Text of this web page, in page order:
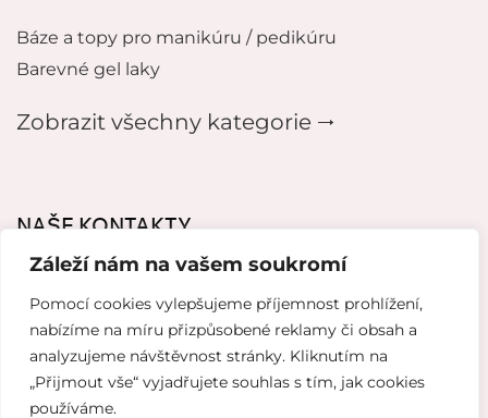
Záleží nám na vašem soukromí
Pomocí cookies vylepšujeme příjemnost prohlížení,
nabízíme na míru přizpůsobené reklamy či obsah a
analyzujeme návštěvnost stránky. Kliknutím na
„Přijmout vše“ vyjadřujete souhlas s tím, jak cookies
používáme.
Báze a topy pro manikúru / pedikúru
Barevné gel laky
Zobrazit všechny kategorie 🠂
NAŠE KONTAKTY
mikeladzebeauty@gmail.com
+420 776627318
U Pergamenky 12, Praha 7